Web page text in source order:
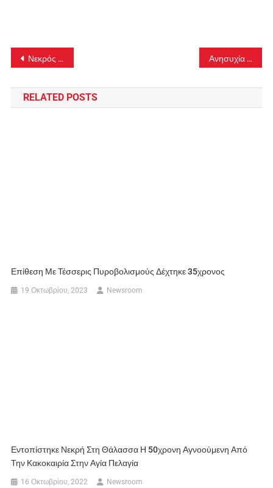
Πλοήγηση
άρθρων
Νεκρός 59χρονος μέσα στο σπίτι του – Δίπλα του βρέθηκε ένα όπλο Ανησυχία από τα πρώτα δεδομένα – «40 φορές λιγότερο αποτελεσματικά τα αντισώματα»
RELATED POSTS
Επίθεση Με Τέσσερις Πυροβολισμούς Δέχτηκε 35χρονος
19 Οκτωβρίου, 2023 Newsroom
Εντοπίστηκε Νεκρή Στη Θάλασσα Η 50χρονη Αγνοούμενη Από
Την Κακοκαιρία Στην Αγία Πελαγία
16 Οκτωβρίου, 2022 Newsroom